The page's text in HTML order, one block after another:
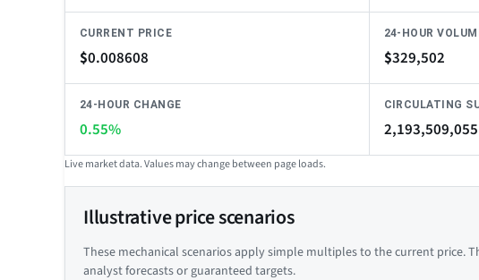
CURRENT PRICE
$0.008608
24-HOUR
$329,502
24-HOUR CHANGE
0.55%
CIRCULATING
2,193,509,055
Live market data. Values may change between page loads.
Illustrative price scenarios
These mechanical scenarios apply simple multiples to the current price.
analyst forecasts or guaranteed targets.